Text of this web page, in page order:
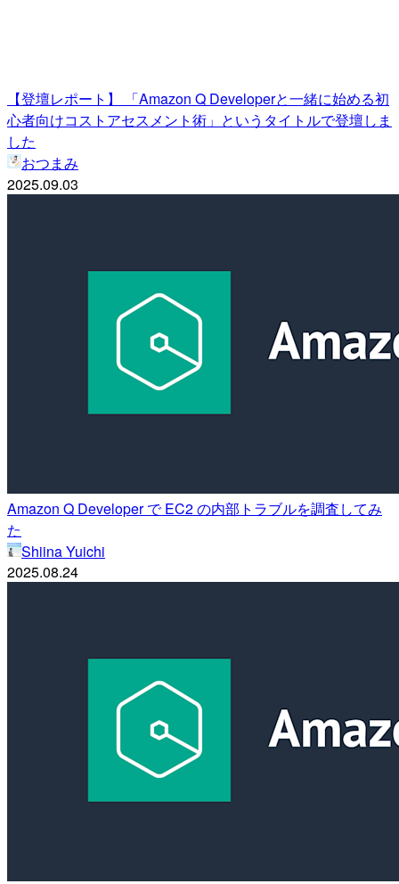
【登壇レポート】 「Amazon Q Developerと一緒に始める初
心者向けコストアセスメント術」というタイトルで登壇しま
した
おつまみ
2025.09.03
Amazon Q Developer で EC2 の内部トラブルを調査してみ
た
Shiina Yuichi
2025.08.24